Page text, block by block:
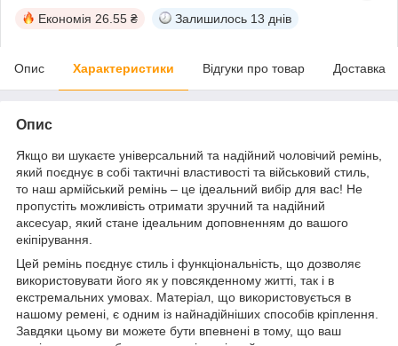
Економія 26.55 ₴ Залишилось 13 днів
Опис Характеристики Відгуки про товар Доставка
Опис
Якщо ви шукаєте універсальний та надійний чоловічий ремінь,
який поєднує в собі тактичні властивості та військовий стиль,
то наш армійський ремінь – це ідеальний вибір для вас! Не
пропустіть можливість отримати зручний та надійний
аксесуар, який стане ідеальним доповненням до вашого
екіпірування.
Цей ремінь поєднує стиль і функціональність, що дозволяє
використовувати його як у повсякденному житті, так і в
екстремальних умовах. Матеріал, що використовується в
нашому ремені, є одним із найнадійніших способів кріплення.
Завдяки цьому ви можете бути впевнені в тому, що ваш